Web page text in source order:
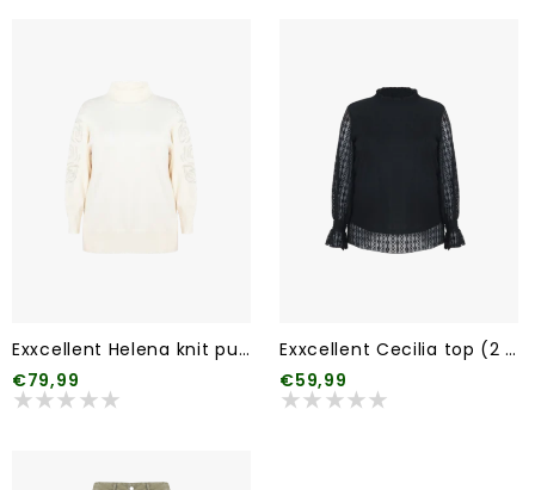
Exxcellent Helena knit pullover
€79,99
Exxcellent Cecilia top (2 kleuren)
€59,99